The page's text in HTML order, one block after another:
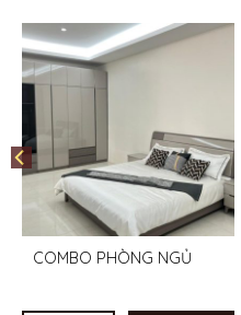
COMBO PHÒNG NGỦ